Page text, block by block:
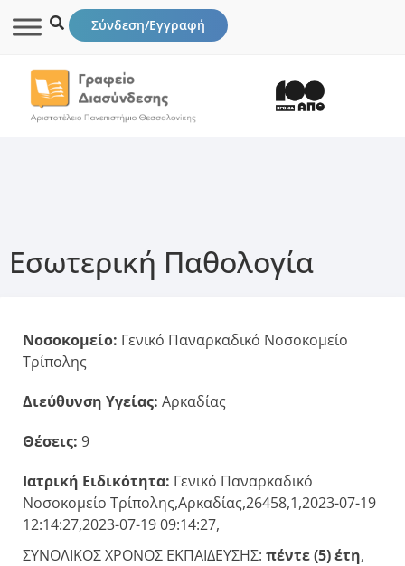
Σύνδεση/Εγγραφή
Εσωτερική Παθολογία
Νοσοκομείο: Γενικό Παναρκαδικό Νοσοκομείο
Τρίπολης
Διεύθυνση Υγείας: Αρκαδίας
Θέσεις: 9
Ιατρική Ειδικότητα: Γενικό Παναρκαδικό
Νοσοκομείο Τρίπολης,Αρκαδίας,26458,1,2023-07-19
12:14:27,2023-07-19 09:14:27,
ΣΥΝΟΛΙΚΟΣ ΧΡΟΝΟΣ ΕΚΠΑΙΔΕΥΣΗΣ: πέντε (5) έτη,